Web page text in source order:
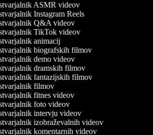
ASMR videov
Instagram Reels
Q&A videov
TikTok videov
animacij
biografskih filmov
demo videov
dramskih filmov
fantazijskih filmov
filmov
fitnes videov
foto videov
intervju videov
izobraževalnih videov
komentarnih videov